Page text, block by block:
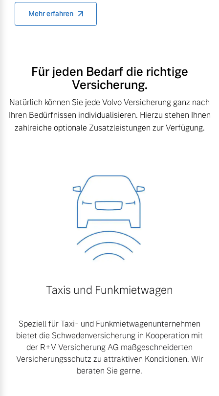
Mehr erfahren
Für jeden Bedarf die richtige
Versicherung.
Natürlich können Sie jede Volvo Versicherung ganz nach
Ihren Bedürfnissen individualisieren. Hierzu stehen Ihnen
zahlreiche optionale Zusatzleistungen zur Verfügung.
Taxis und Funkmietwagen
Speziell für Taxi- und Funkmietwagenunternehmen
bietet die Schwedenversicherung in Kooperation mit
der R+V Versicherung AG maßgeschneiderten
Versicherungsschutz zu attraktiven Konditionen. Wir
beraten Sie gerne.